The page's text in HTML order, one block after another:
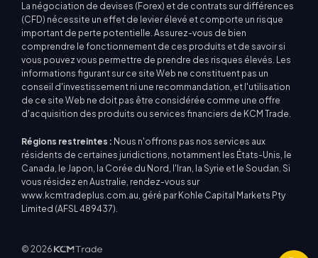
La négociation de devises (Forex) et de contrats sur différences
(CFD) nécessite un effet de levier élevé et comporte un risque
important de perte potentielle. Assurez-vous de bien
comprendre le fonctionnement de ces produits et de savoir si
vous pouvez vous permettre de prendre des risques élevés. Les
informations figurant sur ce site Web ne constituent pas un
conseil d'investissement ni une recommandation, et l'utilisation
de ce site Web ne doit pas être considérée comme une offre
d'acquisition des produits ou services financiers de KCM Trade.
Régions restreintes : Nous n'offrons pas nos services aux
résidents de certaines juridictions, notamment les États-Unis, le
Canada, le Japon, la Corée du Nord, l'Iran, la Syrie et le Soudan. Si
vous résidez en Australie, rendez-vous sur
www.kcmtradeplus.com.au, géré par Kohle Capital Markets Pty
Limited (AFSL 489437).
© 2026